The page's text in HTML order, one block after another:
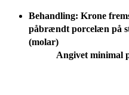
Behandling: Krone
påbrændt porcelæn på
(molar)
Angivet minimal